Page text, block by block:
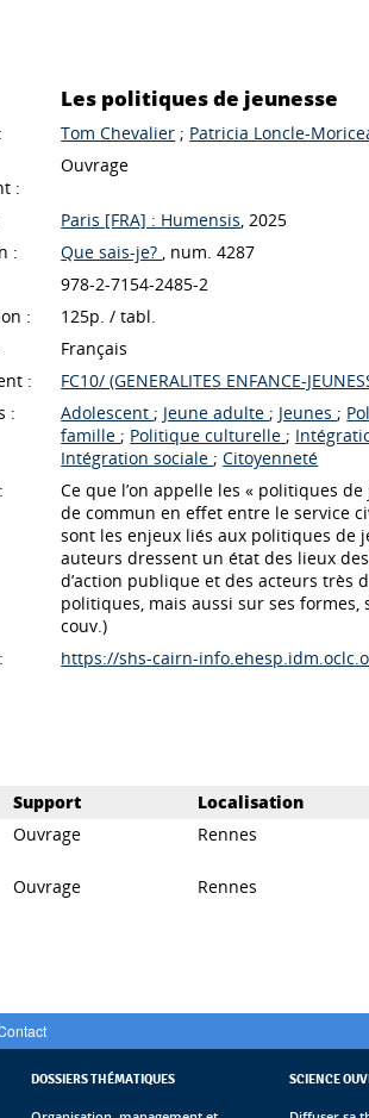
Les politiques de jeunesse
Tom Chevalier ; Patricia Loncle-
:
Ouvrage
Paris [FRA] : Humensis , 2025
:
Que sais-je?
, num. 4287
978-2-7154-2485-2
:
125p. / tabl.
Français
:
FC10/ (GENERALITES ENFANCE-
:
Adolescent ; Jeune adulte ; Jeunes ;
famille ; Politique culturelle ;
Intégration sociale ; Citoyenneté
Ce que l’on appelle les « politiques
de commun en effet entre le service
sont les enjeux liés aux politiques de
auteurs dressent un état des lieux
d’action publique et des acteurs très
politiques, mais aussi sur ses
couv.)
https://shs-cairn-
Support Localisation
Ouvrage Rennes
Ouvrage Rennes
DOSSIERS THÉMATIQUES SCIENCE